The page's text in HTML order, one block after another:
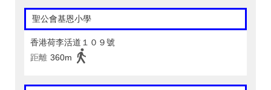
聖公會基恩小學
香港荷李活道１０９號
距離 360m